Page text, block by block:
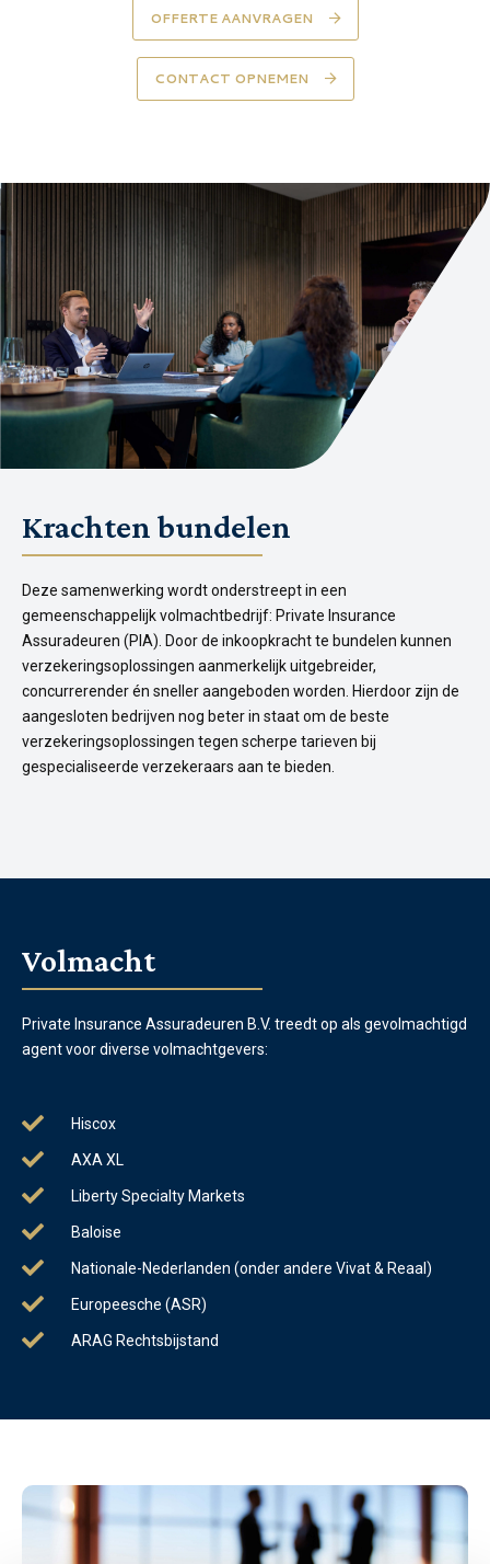
OFFERTE AANVRAGEN
CONTACT OPNEMEN
Krachten bundelen
Deze samenwerking wordt onderstreept in een
gemeenschappelijk volmachtbedrijf: Private Insurance
Assuradeuren (PIA). Door de inkoopkracht te bundelen kunnen
verzekeringsoplossingen aanmerkelijk uitgebreider,
concurrerender én sneller aangeboden worden. Hierdoor zijn de
aangesloten bedrijven nog beter in staat om de beste
verzekeringsoplossingen tegen scherpe tarieven bij
gespecialiseerde verzekeraars aan te bieden.
Volmacht
Private Insurance Assuradeuren B.V. treedt op als gevolmachtigd
agent voor diverse volmachtgevers:
Hiscox
AXA XL
Liberty Specialty Markets
Baloise
Nationale-Nederlanden (onder andere Vivat & Reaal)
Europeesche (ASR)
ARAG Rechtsbijstand